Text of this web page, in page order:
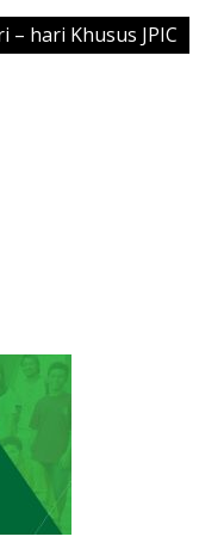
– hari Khusus JPIC